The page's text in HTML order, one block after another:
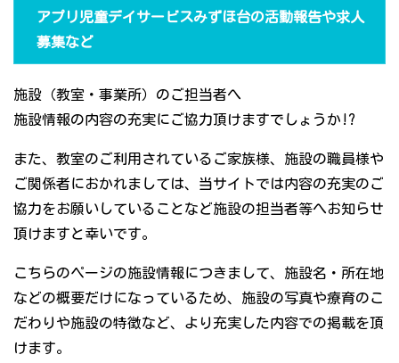
アプリ児童デイサービスみずほ台の活動報告や求人
募集など
施設（教室・事業所）のご担当者へ
施設情報の内容の充実にご協力頂けますでしょうか!?
また、教室のご利用されているご家族様、施設の職員様や
ご関係者におかれましては、当サイトでは内容の充実のご
協力をお願いしていることなど施設の担当者等へお知らせ
頂けますと幸いです。
こちらのページの施設情報につきまして、施設名・所在地
などの概要だけになっているため、施設の写真や療育のこ
だわりや施設の特徴など、より充実した内容での掲載を頂
けます。